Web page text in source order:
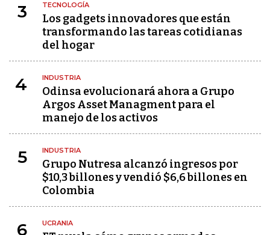
3 TECNOLOGÍA
Los gadgets innovadores que están
transformando las tareas cotidianas
del hogar
4 INDUSTRIA
Odinsa evolucionará ahora a Grupo
Argos Asset Managment para el
manejo de los activos
5 INDUSTRIA
Grupo Nutresa alcanzó ingresos por
$10,3 billones y vendió $6,6 billones en
Colombia
6 UCRANIA